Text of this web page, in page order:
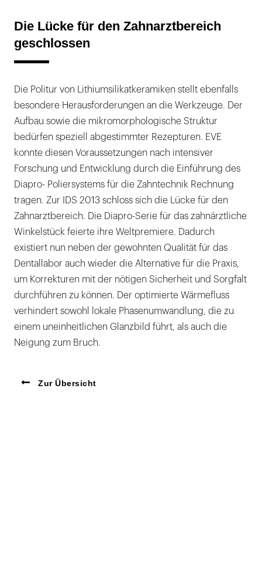
Die Lücke für den Zahnarztbereich
geschlossen
Die Politur von Lithiumsilikatkeramiken stellt ebenfalls
besondere Herausforderungen an die Werkzeuge. Der
Aufbau sowie die mikromorphologische Struktur
bedürfen speziell abgestimmter Rezepturen. EVE
konnte diesen Voraussetzungen nach intensiver
Forschung und Entwicklung durch die Einführung des
Diapro- Poliersystems für die Zahntechnik Rechnung
tragen. Zur IDS 2013 schloss sich die Lücke für den
Zahnarztbereich. Die Diapro-Serie für das zahnärztliche
Winkelstück feierte ihre Weltpremiere. Dadurch
existiert nun neben der gewohnten Qualität für das
Dentallabor auch wieder die Alternative für die Praxis,
um Korrekturen mit der nötigen Sicherheit und Sorgfalt
durchführen zu können. Der optimierte Wärmefluss
verhindert sowohl lokale Phasenumwandlung, die zu
einem uneinheitlichen Glanzbild führt, als auch die
Neigung zum Bruch.
Zur Übersicht